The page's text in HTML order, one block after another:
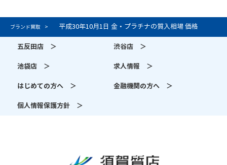
ブランド買取 平成30年10月1日 金・プラチナの質入相場 価格
五反田店 ＞ 渋谷店 ＞
池袋店 ＞ 求人情報 ＞
はじめての方へ ＞ 金融機関の方へ ＞
個人情報保護方針 ＞